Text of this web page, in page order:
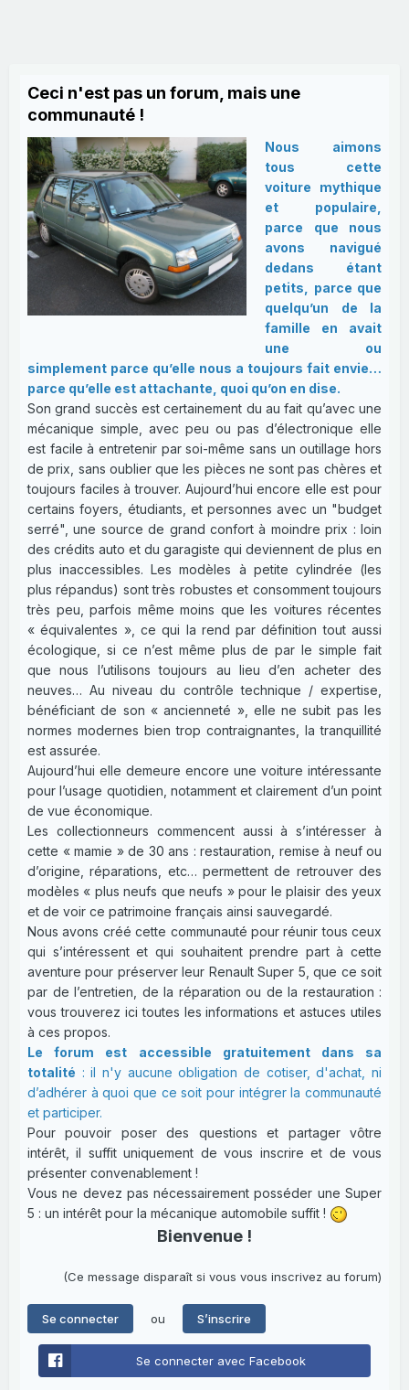
Ceci n'est pas un forum, mais une
communauté !
Nous aimons
tous cette
voiture mythique
et populaire,
parce que nous
avons navigué
dedans étant
petits, parce que
quelqu’un de la
famille en avait
une ou
simplement parce qu’elle nous a toujours fait envie…
parce qu’elle est attachante, quoi qu’on en dise.
Son grand succès est certainement du au fait qu’avec une
mécanique simple, avec peu ou pas d’électronique elle
est facile à entretenir par soi-même sans un outillage hors
de prix, sans oublier que les pièces ne sont pas chères et
toujours faciles à trouver. Aujourd’hui encore elle est pour
certains foyers, étudiants, et personnes avec un "budget
serré", une source de grand confort à moindre prix : loin
des crédits auto et du garagiste qui deviennent de plus en
plus inaccessibles. Les modèles à petite cylindrée (les
plus répandus) sont très robustes et consomment toujours
très peu, parfois même moins que les voitures récentes
« équivalentes », ce qui la rend par définition tout aussi
écologique, si ce n’est même plus de par le simple fait
que nous l’utilisons toujours au lieu d’en acheter des
neuves… Au niveau du contrôle technique / expertise,
bénéficiant de son « ancienneté », elle ne subit pas les
normes modernes bien trop contraignantes, la tranquillité
est assurée.
Aujourd’hui elle demeure encore une voiture intéressante
pour l’usage quotidien, notamment et clairement d’un point
de vue économique.
Les collectionneurs commencent aussi à s’intéresser à
cette « mamie » de 30 ans : restauration, remise à neuf ou
d’origine, réparations, etc… permettent de retrouver des
modèles « plus neufs que neufs » pour le plaisir des yeux
et de voir ce patrimoine français ainsi sauvegardé.
Nous avons créé cette communauté pour réunir tous ceux
qui s’intéressent et qui souhaitent prendre part à cette
aventure pour préserver leur Renault Super 5, que ce soit
par de l’entretien, de la réparation ou de la restauration :
vous trouverez ici toutes les informations et astuces utiles
à ces propos.
Le forum est accessible gratuitement dans sa
totalité : il n'y aucune obligation de cotiser, d'achat, ni
d’adhérer à quoi que ce soit pour intégrer la communauté
et participer.
Pour pouvoir poser des questions et partager vôtre
intérêt, il suffit uniquement de vous inscrire et de vous
présenter convenablement !
Vous ne devez pas nécessairement posséder une Super
5 : un intérêt pour la mécanique automobile suffit !
Bienvenue !
(Ce message disparaît si vous vous inscrivez au forum)
Se connecter ou S’inscrire
Se connecter avec Facebook